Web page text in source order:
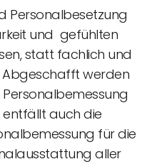
Personalbesetzung
und gefühlten
statt fachlich und
werden
entfällt auch die
für die
aller